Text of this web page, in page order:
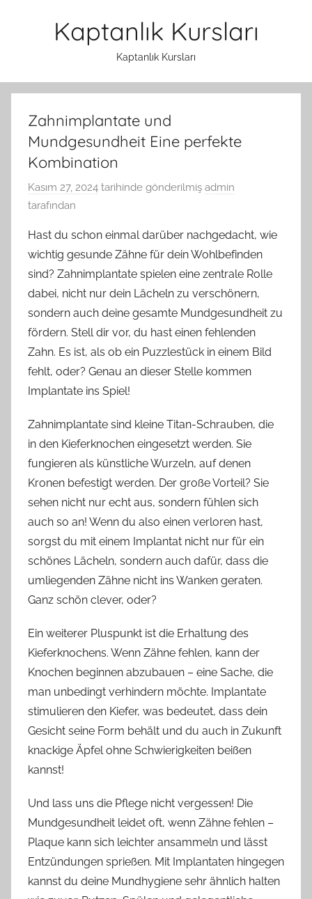
Kaptanlık Kursları
Kaptanlık Kursları
Zahnimplantate und
Mundgesundheit Eine perfekte
Kombination
Kasım 27, 2024 tarihinde gönderilmiş admin
tarafından
Hast du schon einmal darüber nachgedacht, wie
wichtig gesunde Zähne für dein Wohlbefinden
sind? Zahnimplantate spielen eine zentrale Rolle
dabei, nicht nur dein Lächeln zu verschönern,
sondern auch deine gesamte Mundgesundheit zu
fördern. Stell dir vor, du hast einen fehlenden
Zahn. Es ist, als ob ein Puzzlestück in einem Bild
fehlt, oder? Genau an dieser Stelle kommen
Implantate ins Spiel!
Zahnimplantate sind kleine Titan-Schrauben, die
in den Kieferknochen eingesetzt werden. Sie
fungieren als künstliche Wurzeln, auf denen
Kronen befestigt werden. Der große Vorteil? Sie
sehen nicht nur echt aus, sondern fühlen sich
auch so an! Wenn du also einen verloren hast,
sorgst du mit einem Implantat nicht nur für ein
schönes Lächeln, sondern auch dafür, dass die
umliegenden Zähne nicht ins Wanken geraten.
Ganz schön clever, oder?
Ein weiterer Pluspunkt ist die Erhaltung des
Kieferknochens. Wenn Zähne fehlen, kann der
Knochen beginnen abzubauen – eine Sache, die
man unbedingt verhindern möchte. Implantate
stimulieren den Kiefer, was bedeutet, dass dein
Gesicht seine Form behält und du auch in Zukunft
knackige Äpfel ohne Schwierigkeiten beißen
kannst!
Und lass uns die Pflege nicht vergessen! Die
Mundgesundheit leidet oft, wenn Zähne fehlen –
Plaque kann sich leichter ansammeln und lässt
Entzündungen sprießen. Mit Implantaten hingegen
kannst du deine Mundhygiene sehr ähnlich halten